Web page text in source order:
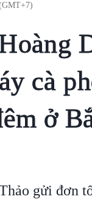
cà
ở
gửi đơn